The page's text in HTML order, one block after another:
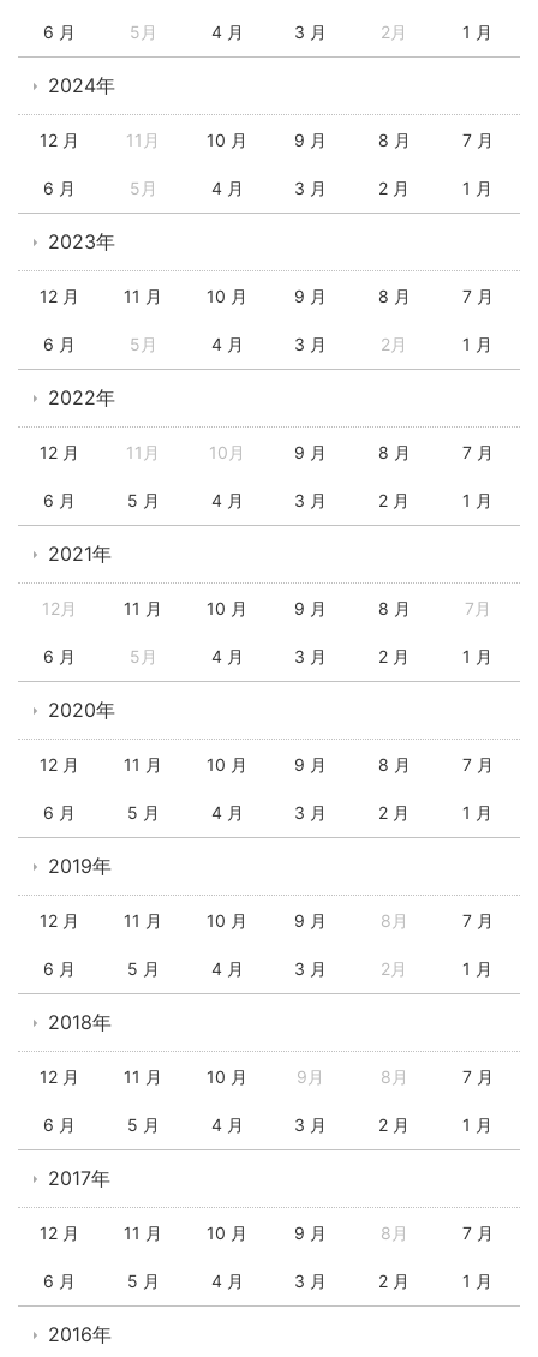
6 月 5月 4 月 3 月 2月 1 月
2024年
12 月 11月 10 月 9 月 8 月 7 月
6 月 5月 4 月 3 月 2 月 1 月
2023年
12 月 11 月 10 月 9 月 8 月 7 月
6 月 5月 4 月 3 月 2月 1 月
2022年
12 月 11月 10月 9 月 8 月 7 月
6 月 5 月 4 月 3 月 2 月 1 月
2021年
12月 11 月 10 月 9 月 8 月 7月
6 月 5月 4 月 3 月 2 月 1 月
2020年
12 月 11 月 10 月 9 月 8 月 7 月
6 月 5 月 4 月 3 月 2 月 1 月
2019年
12 月 11 月 10 月 9 月 8月 7 月
6 月 5 月 4 月 3 月 2月 1 月
2018年
12 月 11 月 10 月 9月 8月 7 月
6 月 5 月 4 月 3 月 2 月 1 月
2017年
12 月 11 月 10 月 9 月 8月 7 月
6 月 5 月 4 月 3 月 2 月 1 月
2016年